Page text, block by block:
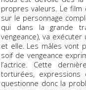
propres valeurs. Le film
sur le personnage
qui dans la grande
vengeance), va
et elle. Les mâles vont
soif de vengeance
l’actrice. Cette
torturées,
questionne donc la